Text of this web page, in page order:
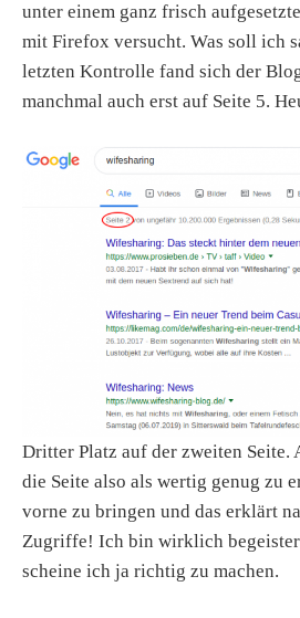
unter einem ganz frisch
mit Firefox versucht. Was soll ich
letzten Kontrolle fand sich der
manchmal auch erst auf Seite 5.
Dritter Platz auf der zweiten Seite.
die Seite also als wertig genug zu
vorne zu bringen und das erklärt
Zugriffe! Ich bin wirklich
scheine ich ja richtig zu machen.